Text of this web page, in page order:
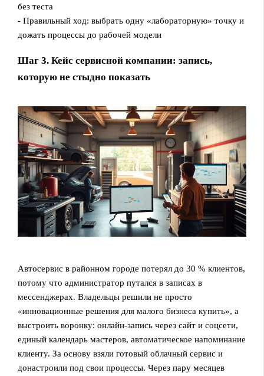
без теста
- Правильный ход: выбрать одну «лабораторную» точку и
дожать процессы до рабочей модели
Шаг 3. Кейс сервисной компании: запись,
которую не стыдно показать
Автосервис в районном городе потерял до 30 % клиентов,
потому что администратор путался в записах в
мессенджерах. Владельцы решили не просто
«инновационные решения для малого бизнеса купить», а
выстроить воронку: онлайн-запись через сайт и соцсети,
единый календарь мастеров, автоматическое напоминание
клиенту. За основу взяли готовый облачный сервис и
донастроили под свои процессы. Через пару месяцев